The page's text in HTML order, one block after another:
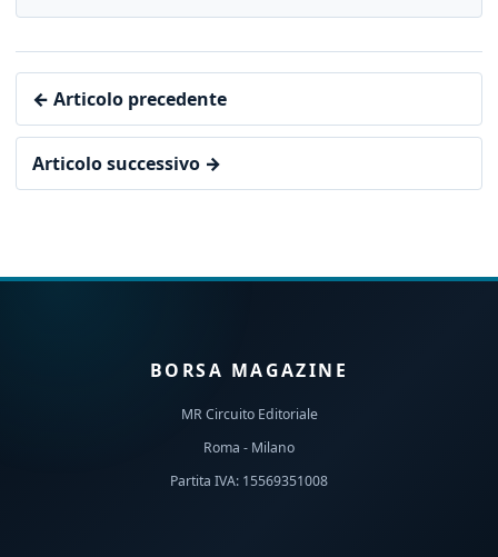
← Articolo precedente
Articolo successivo →
BORSA MAGAZINE
MR Circuito Editoriale
Roma - Milano
Partita IVA: 15569351008